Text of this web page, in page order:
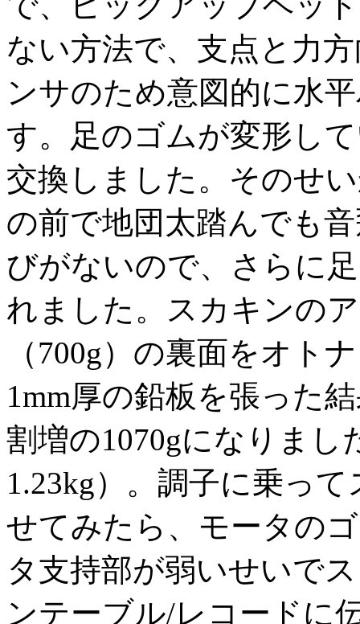
ない方法で、支点と力
ンサのため意図的に水
す。足のゴムが変形し
交換しました。そのせ
の前で地団太踏んでも
びがないので、さらに
れました。スカキンの
（700g）の裏面をオト
1mm厚の鉛板を張った
割増の1070gになりま
1.23kg）。調子に乗っ
せてみたら、モータの
タ支持部が弱いせいで
ンテーブル/レコードに